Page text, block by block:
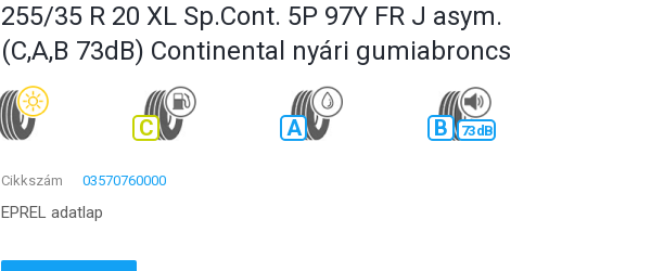
255/35 R 20 XL Sp.Cont. 5P 97Y FR J asym.
(C,A,B 73dB) Continental nyári gumiabroncs
C A B 73 dB
Cikkszám 03570760000
EPREL adatlap